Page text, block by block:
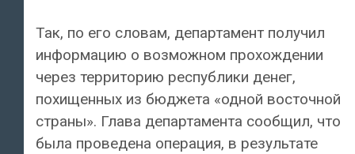
Так, по его словам, департамент получил
информацию о возможном прохождении
через территорию республики денег,
похищенных из бюджета «одной восточной
страны». Глава департамента сообщил, что
была проведена операция, в результате